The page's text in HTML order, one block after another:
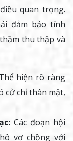
quan trọng.
đảm bảo tính
thu thập và
hiện rõ ràng
cử chỉ thân mật,
Các đoạn hội
vợ chồng với